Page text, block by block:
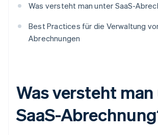
Was versteht man unter SaaS-
Best Practices für die Verwaltung
Abrechnungen
Was versteht
SaaS-